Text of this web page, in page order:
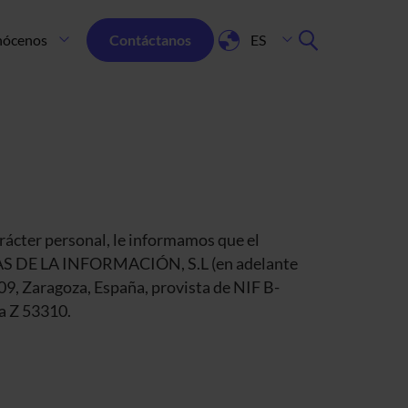
Menú Secundario
Contáctanos Español
ES
personal, le informamos que el
DE LA INFORMACIÓN, S.L (en adelante
Zaragoza, España, provista de NIF B-
Z 53310.